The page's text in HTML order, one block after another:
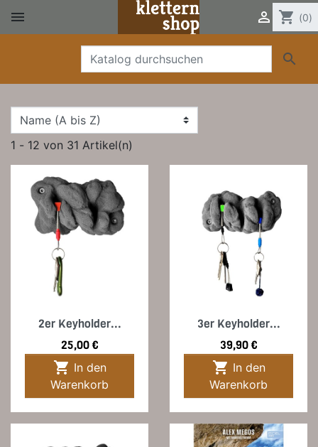
  shopping_cart (0)

1 - 12 von 31 Artikel(n)
2er Keyholder...
Preis
25,00 €

Warenkorb
3er Keyholder...
Preis
39,90 €

Warenkorb